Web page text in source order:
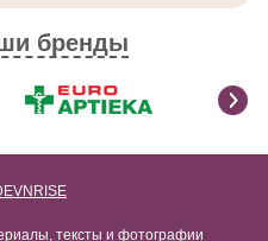
бренды
тексты и фотографии